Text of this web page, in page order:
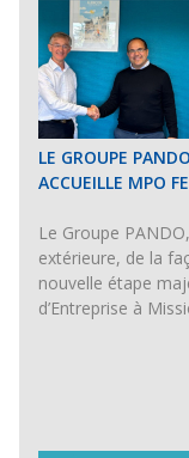
LE GROUPE
ACCUEILLE MPO
Le Groupe
extérieure, de la
nouvelle étape
d’Entreprise à